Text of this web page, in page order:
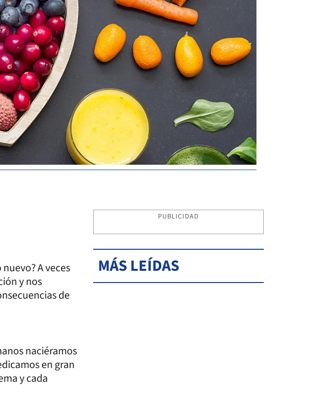
A veces
y nos
de
naciéramos
en gran
y cada
PUBLICIDAD
MÁS LEÍDAS